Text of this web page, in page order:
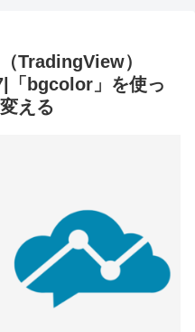
TradingView）
「bgcolor」を使っ
える